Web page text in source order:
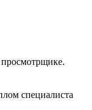
специалиста